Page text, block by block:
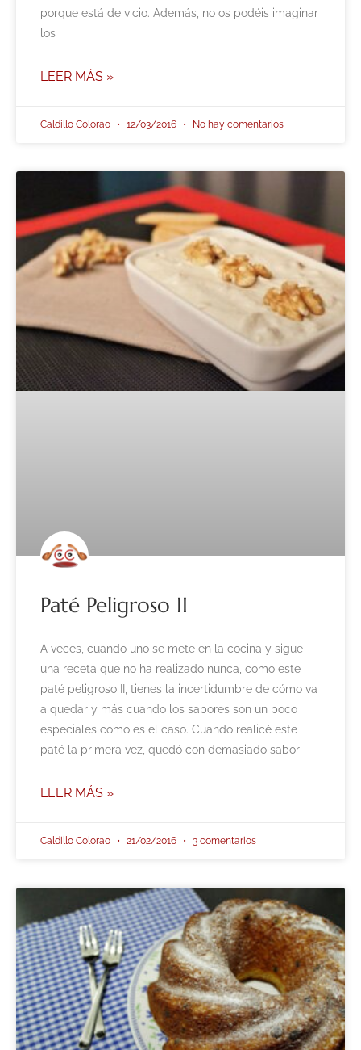
porque está de vicio. Además, no os podéis imaginar
los
LEER MÁS »
Caldillo Colorao 12/03/2016 No hay comentarios
Paté Peligroso II
A veces, cuando uno se mete en la cocina y sigue
una receta que no ha realizado nunca, como este
paté peligroso II, tienes la incertidumbre de cómo va
a quedar y más cuando los sabores son un poco
especiales como es el caso. Cuando realicé este
paté la primera vez, quedó con demasiado sabor
LEER MÁS »
Caldillo Colorao 21/02/2016 3 comentarios